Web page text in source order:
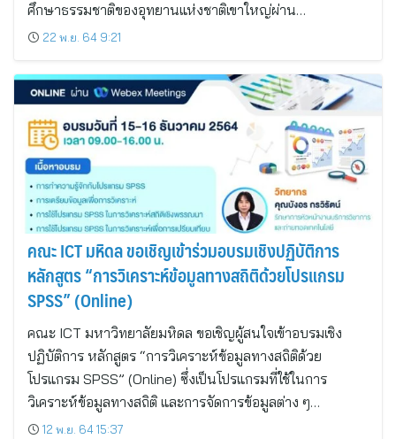
ศึกษาธรรมชาติของอุทยานแห่งชาติเขาใหญ่ผ่าน…
22 พ.ย. 64 9:21
คณะ ICT มหิดล ขอเชิญเข้าร่วมอบรมเชิงปฏิบัติการ
หลักสูตร “การวิเคราะห์ข้อมูลทางสถิติด้วยโปรแกรม
SPSS” (Online)
คณะ ICT มหาวิทยาลัยมหิดล ขอเชิญผู้สนใจเข้าอบรมเชิง
ปฏิบัติการ หลักสูตร “การวิเคราะห์ข้อมูลทางสถิติด้วย
โปรแกรม SPSS” (Online) ซึ่งเป็นโปรแกรมที่ใช้ในการ
วิเคราะห์ข้อมูลทางสถิติ และการจัดการข้อมูลต่าง ๆ…
12 พ.ย. 64 15:37